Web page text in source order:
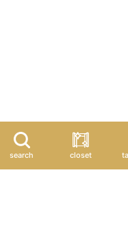
search closet